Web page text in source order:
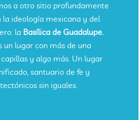
a otro sitio profundamente
la ideología mexicana y del
la Basílica de Guadalupe.
un lugar con más de una
capillas y algo más. Un lugar
santuario de fe y
sin iguales.